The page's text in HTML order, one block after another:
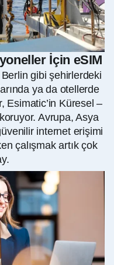
İçin eSIM
gibi şehirlerdeki
ya da otellerde
Esimatic’in Küresel –
Avrupa, Asya
internet erişimi
çalışmak artık çok